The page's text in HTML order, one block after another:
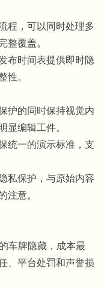
程，可以同时处理多
覆盖。
布时间表提供即时隐
。
护的同时保持视觉内
编辑工件。
统一的演示标准，支
私保护，与原始内容
意。
车牌隐藏，成本最
、平台处罚和声誉损